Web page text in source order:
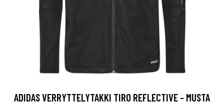
ADIDAS VERRYTTELYTAKKI TIRO REFLECTIVE - MUSTA